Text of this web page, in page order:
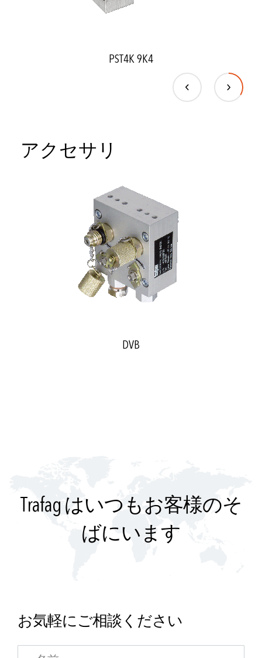
PST4K 9K4
アクセサリ
DVB
Trafag はいつもお客様のそ
ばにいます
お気軽にご相談ください